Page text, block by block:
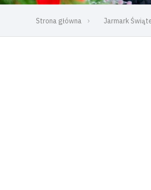
Strona główna Jarmark